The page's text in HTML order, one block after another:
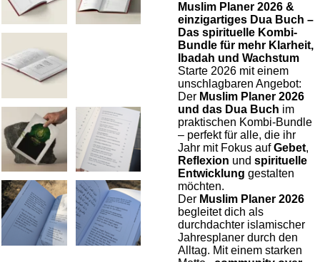
Muslim Planer 2026 &
einzigartiges Dua Buch –
Das spirituelle Kombi-
Bundle für mehr Klarheit,
Ibadah und Wachstum
Starte 2026 mit einem
unschlagbaren Angebot:
Der Muslim Planer 2026
und das Dua Buch im
praktischen Kombi-Bundle
– perfekt für alle, die ihr
Jahr mit Fokus aufGebet,
Reflexion und spirituelle
Entwicklung gestalten
möchten.
Der Muslim Planer 2026
begleitet dich als
durchdachter islamischer
Jahresplaner durch den
Alltag. Mit einem starken